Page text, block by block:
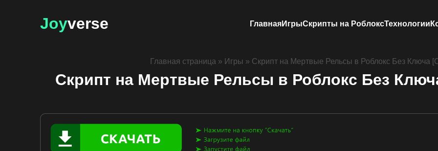
Joyverse ГлавнаяИгрыСкрипты на РоблоксТехнологии
Главная страница » Игры » Скрипт на Мертвые Рельсы в Роблокс Без
Скрипт на Мертвые Рельсы в Роблокс Без